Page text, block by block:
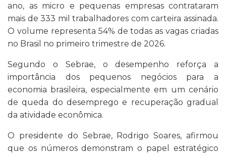
ano, as micro e pequenas empresas contrataram
mais de 333 mil trabalhadores com carteira assinada.
O volume representa 54% de todas as vagas criadas
no Brasil no primeiro trimestre de 2026.
Segundo o Sebrae, o desempenho reforça a
importância dos pequenos negócios para a
economia brasileira, especialmente em um cenário
de queda do desemprego e recuperação gradual
da atividade econômica.
O presidente do Sebrae, Rodrigo Soares, afirmou
que os números demonstram o papel estratégico